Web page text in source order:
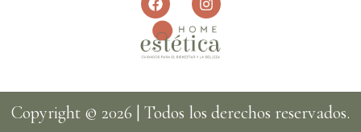
Copyright © 2026 | Todos los derechos reservados.